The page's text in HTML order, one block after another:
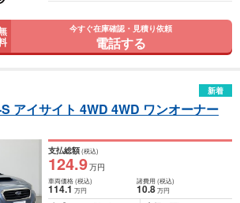
今すぐ在庫確認・見積り依頼
電話する
新着
アイサイト 4WD 4WD ワンオーナー
支払総額(税込)
124.9万円
車両価格(税込)
114.1万円
諸費用 (税込)
10.8 万円